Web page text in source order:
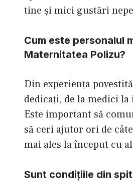
tine și mici gustări
Cum este personalul
Maternitatea Polizu?
Din experiența
dedicați, de la medici
Este important să
să ceri ajutor ori de
mai ales la început cu
Sunt condițiile din